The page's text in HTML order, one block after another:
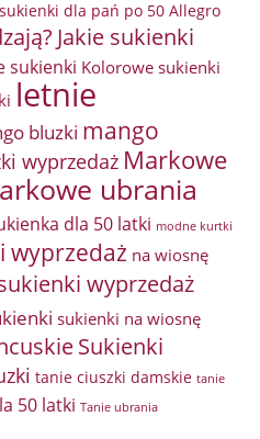
dla pań po 50 Allegro
Jakie sukienki
sukienki Kolorowe sukienki
letnie
bluzki mango
wyprzedaż Markowe
ubrania
dla 50 latki modne kurtki
wyprzedaż na wiosnę
wyprzedaż
sukienki na wiosnę
Sukienki
tanie ciuszki damskie tanie
50 latki Tanie ubrania